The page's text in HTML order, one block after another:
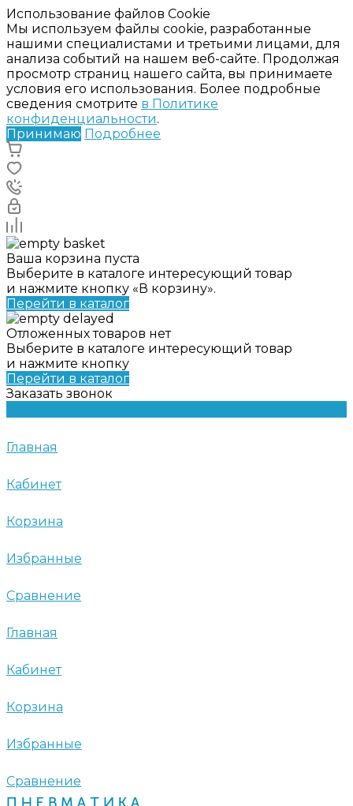
Использование файлов Cookie
Мы используем файлы cookie, разработанные
нашими специалистами и третьими лицами, для
анализа событий на нашем веб-сайте. Продолжая
просмотр страниц нашего сайта, вы принимаете
условия его использования. Более подробные
сведения смотрите в Политике
конфиденциальности.
Принимаю Подробнее
Ваша корзина пуста
Выберите в каталоге интересующий товар
и нажмите кнопку «В корзину».
Перейти в каталог
Отложенных товаров нет
Выберите в каталоге интересующий товар
и нажмите кнопку
Перейти в каталог
Заказать звонок
Главная
Кабинет
Корзина
Избранные
Сравнение
Главная
Кабинет
Корзина
Избранные
Сравнение